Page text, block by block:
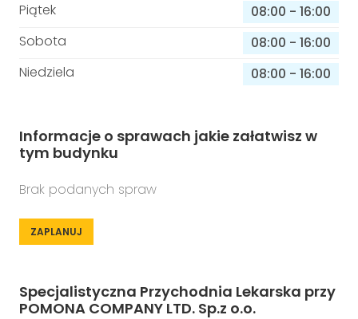
Piątek
08:00 - 16:00
Sobota
08:00 - 16:00
Niedziela
08:00 - 16:00
Informacje o sprawach jakie załatwisz w
tym budynku
Brak podanych spraw
ZAPLANUJ
Specjalistyczna Przychodnia Lekarska przy
POMONA COMPANY LTD. Sp.z o.o.